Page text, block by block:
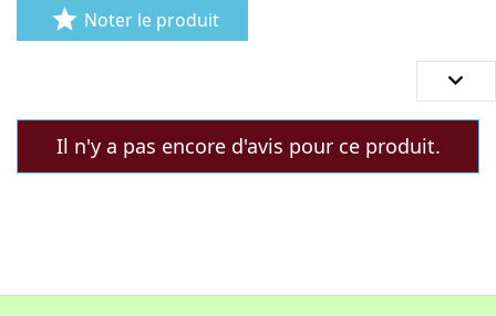
 Noter le produit

Il n'y a pas encore d'avis pour ce produit.